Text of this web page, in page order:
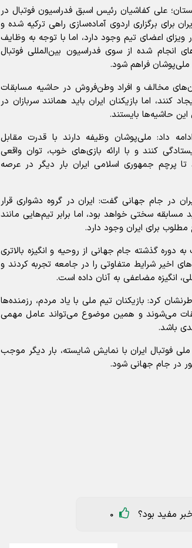
علی کفاشیان رئیس اسبق فدراسیون فوتبال در
برای برگزاری اردوی آماده‌سازی راهی ترکیه شده و
اعضای تیم وجود دارد، اما با توجه به وظایف
انجام شده از سوی فدراسیون بین‌المللی فوتبال
فراهم شود.
مخالف و افراد وطن‌فروش در حاشیه مسابقات
کنند، اما بازیکنان ایران باید همانند سربازان در
این حاشیه‌ها بایستند.
داد: ملی‌پوشان وظیفه دارند با قدرت مقابل
کنند و با ارائه بازی‌های خوب، توان واقعی
تا پرچم جمهوری اسلامی ایران بار دیگر در عرصه
در جام جهانی گفت: ایران در گروه دشواری قرار
مسابقه سختی خواهد بود، اما برابر تیم‌هایی مانند
برای ایران وجود دارد.
دوره گذشته جام جهانی از روحیه و انگیزه بالاتری
اخیر شرایط متفاوتی را در جامعه تجربه کردند و
انگیزه مضاعفی به آنان داده است.
کرد: بازیکنان تیم ملی با یاد مردم، رزمنده‌ها
می‌شوند و همین موضوع می‌تواند عامل مهمی
باشد.
ملی فوتبال ایران با نمایش شایسته، بار دیگر موجب
در جام جهانی شود.
فوتبال
تیم ملی فوتبال